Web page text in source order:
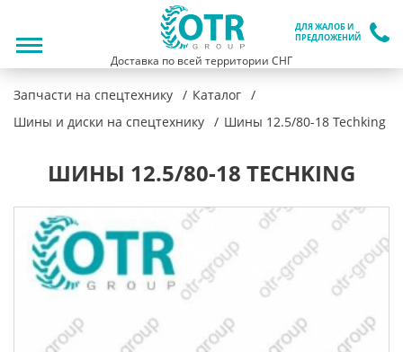
ДЛЯ ЖАЛОБ И
ПРЕДЛОЖЕНИЙ
Доставка по всей территории СНГ
Запчасти на спецтехнику
Каталог
Шины и диски на спецтехнику
Шины 12.5/80-18 Techking
ШИНЫ 12.5/80-18 TECHKING